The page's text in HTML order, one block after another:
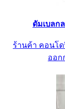
ดัมเบลก
ร้านค้า คอนโด
ออก